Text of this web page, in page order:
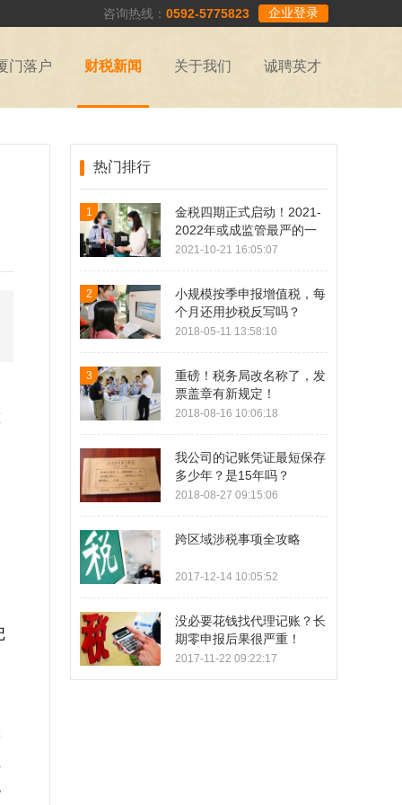
企业登录
咨询热线： 0592-5775823
门落户 财税新闻 关于我们 诚聘英才
热门排行
1
金税四期正式启动！2021-
2022年或成监管最严的一
年！
2021-10-21 16:05:07
2
小规模按季申报增值税，每
个月还用抄税反写吗？
2018-05-11 13:58:10
3
重磅！税务局改名称了，发
票盖章有新规定！
2018-08-16 10:06:18
我公司的记账凭证最短保存
多少年？是15年吗？
2018-08-27 09:15:06
跨区域涉税事项全攻略
2017-12-14 10:05:52
没必要花钱找代理记账？长
期零申报后果很严重！
2017-11-22 09:22:17